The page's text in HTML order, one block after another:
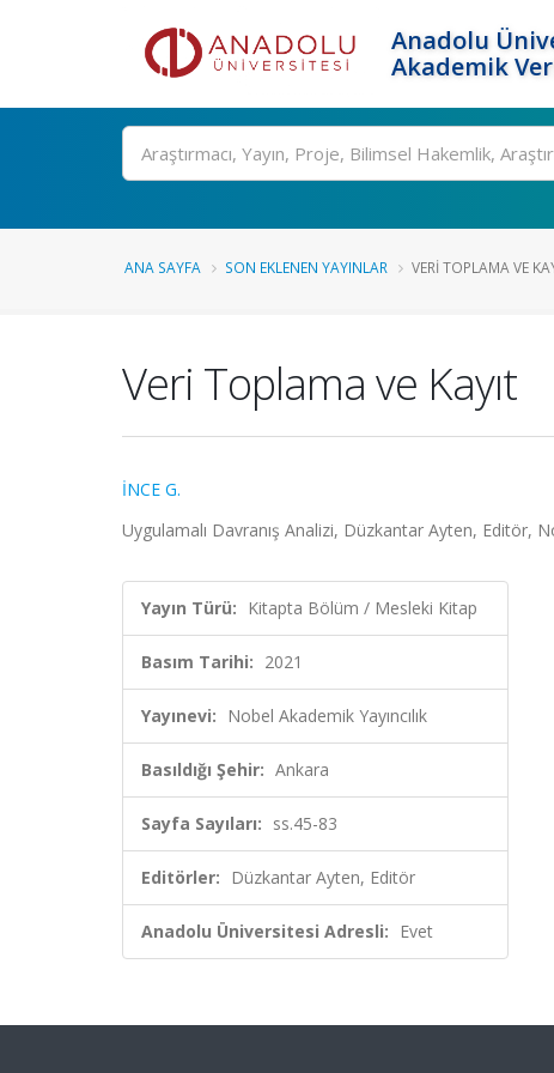
Anadolu
Akademik
Ara
ANA SAYFA SON EKLENEN YAYINLAR VERI TOPLAMA VE
Veri Toplama ve Kayıt
İNCE G.
Uygulamalı Davranış Analizi, Düzkantar Ayten, Editör,
Yayın Türü: Kitapta Bölüm / Mesleki Kitap
Basım Tarihi: 2021
Yayınevi: Nobel Akademik Yayıncılık
Basıldığı Şehir: Ankara
Sayfa Sayıları: ss.45-83
Editörler: Düzkantar Ayten, Editör
Anadolu Üniversitesi Adresli: Evet